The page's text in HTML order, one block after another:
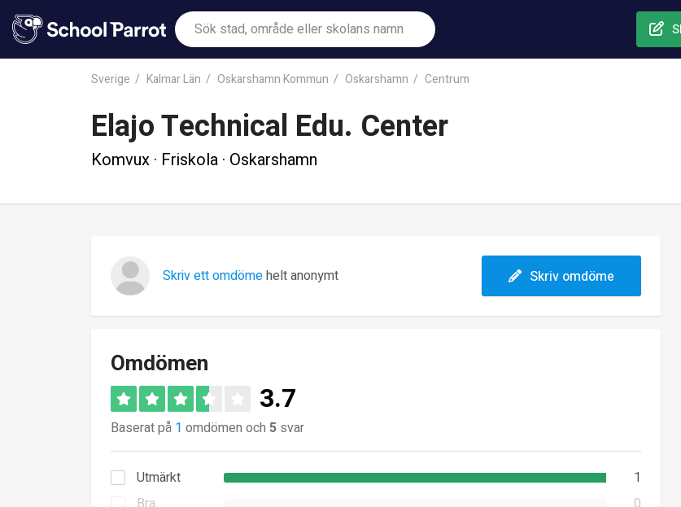
Sverige Kalmar Län Oskarshamn Kommun Oskarshamn Centrum
Elajo Technical Edu. Center
Komvux · Friskola · Oskarshamn
Skriv ett omdömehelt anonymt Skriv omdöme
Omdömen
3.7
Baserat på 1 omdömen och 5 svar
Utmärkt
1